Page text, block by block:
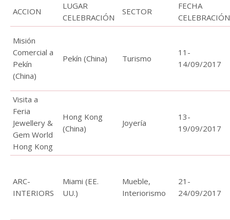
ACCION
LUGAR
CELEBRACIÓN
SECTOR
FECHA
CELEBRACIÓN
Misión
Comercial a
Pekín
(China)
Pekín (China) Turismo
11-
14/09/2017
Visita a
Feria
Jewellery &
Gem World
Hong Kong
Hong Kong
(China)
Joyería
13-
19/09/2017
ARC-
INTERIORS
Miami (EE.
UU.)
Mueble,
Interiorismo
21-
24/09/2017